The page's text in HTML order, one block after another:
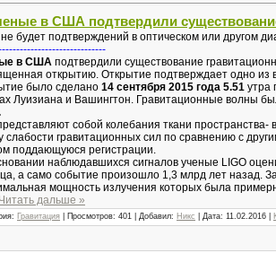
в США подтвердили
будет подтверждений в оптическом или другом
в США подтвердили существование
открытию. Открытие подтверждает одно
было сделано 14 сентября 2015 года 5.51 утра
Луизиана и Вашингтон. Гравитационные волны
собой колебания ткани
слабости гравитационных сил по сравнению с
поддающуюся регистрации.
наблюдавшихся сигналов ученые LIGO
а само событие произошло 1,3 млрд лет назад.
мощность излучения которых была
Читать дальше »
Гравитация Просмотров: 401 Добавил: Никс Дата: 11.02.2016